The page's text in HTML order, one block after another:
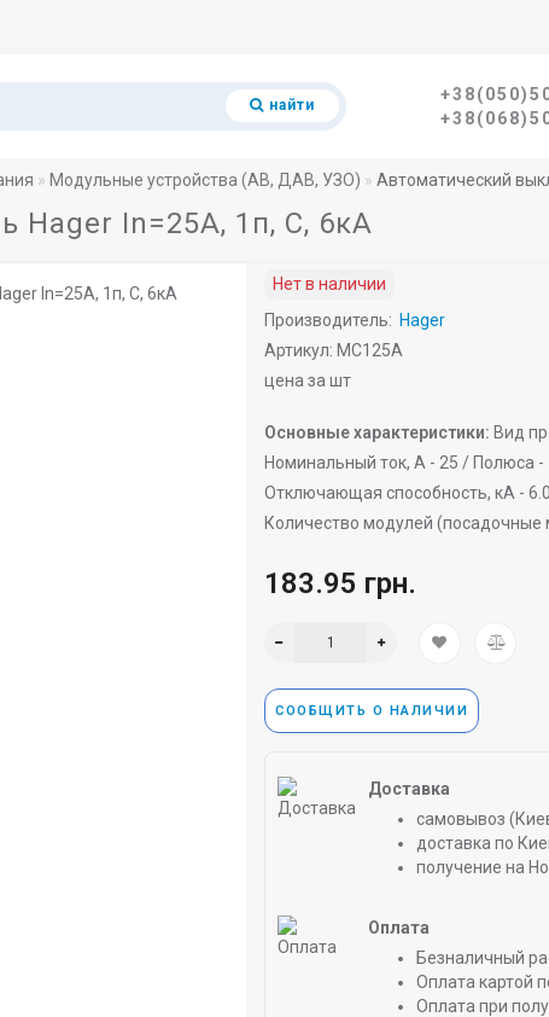
найти
Модульные устройства (АВ, ДАВ, УЗО) Автоматический
In=25A, 1п, C, 6кА
Нет в наличии
Производитель: Hager
Артикул: MC125A
цена за шт
Основные характеристики: Вид
Номинальный ток, A - 25 / Полюса -
Отключающая способность, кА -
Количество модулей (посадочные
183.95 грн.
СООБЩИТЬ О НАЛИЧИИ
Доставка
самовывоз
доставка по
получение на
Оплата
Безналичный
Оплата картой
Оплата при